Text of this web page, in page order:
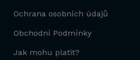
Ochrana osobních údajů
Obchodní Podmínky
Jak mohu platit?